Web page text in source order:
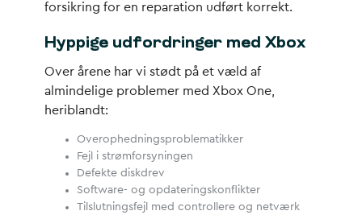
forsikring for en reparation udført korrekt.
Hyppige udfordringer med Xbox
Over årene har vi stødt på et væld af
almindelige problemer med Xbox One,
heriblandt:
Overophedningsproblematikker
Fejl i strømforsyningen
Defekte diskdrev
Software- og opdateringskonflikter
Tilslutningsfejl med controllere og netværk